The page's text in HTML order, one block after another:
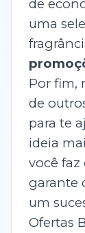
de
uma
Por fim,
de
para te
ideia
você faz
garante
um
Ofertas